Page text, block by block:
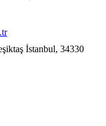
İstanbul, 34330